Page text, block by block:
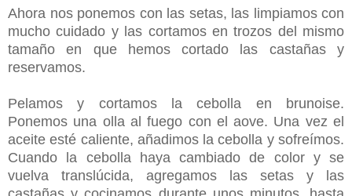
Ahora nos ponemos con las setas, las limpiamos con
mucho cuidado y las cortamos en trozos del mismo
tamaño en que hemos cortado las castañas y
reservamos.
Pelamos y cortamos la cebolla en brunoise.
Ponemos una olla al fuego con el aove. Una vez el
aceite esté caliente, añadimos la cebolla y sofreímos.
Cuando la cebolla haya cambiado de color y se
vuelva translúcida, agregamos las setas y las